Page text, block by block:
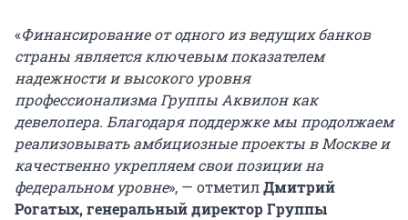
«Финансирование от одного из ведущих банков
страны является ключевым показателем
надежности и высокого уровня
профессионализма Группы Аквилон как
девелопера. Благодаря поддержке мы продолжаем
реализовывать амбициозные проекты в Москве и
качественно укрепляем свои позиции на
федеральном уровне», — отметилДмитрий
Рогатых, генеральный директор Группы